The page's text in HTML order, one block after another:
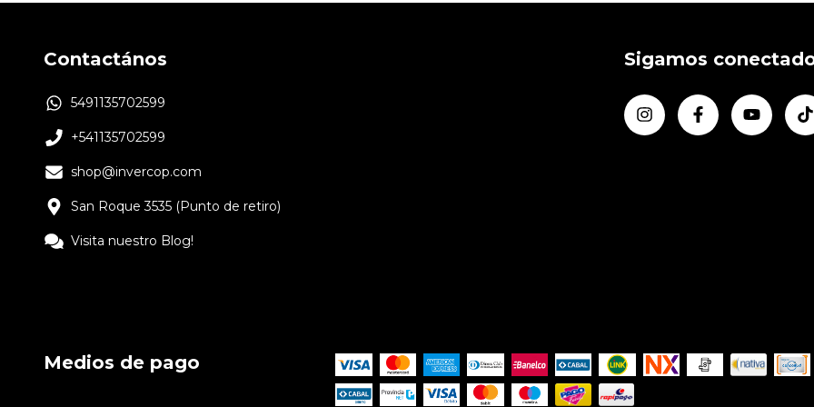
Contactános
5491135702599
+541135702599
shop@invercop.com
San Roque 3535 (Punto de retiro)
Visita nuestro Blog!
Sigamos
Medios de pago